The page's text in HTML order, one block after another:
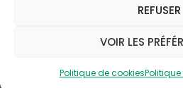
REFUSER
VOIR LES
Politique de cookies
1901